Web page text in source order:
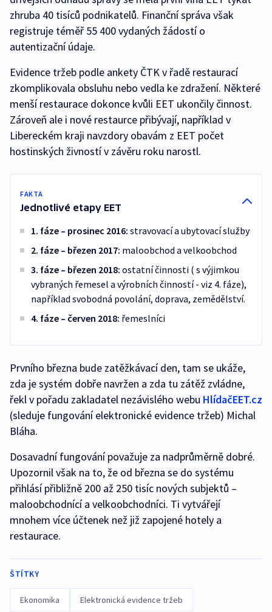
zhruba 40 tisíců podnikatelů. Finanční správa však
registruje téměř 55 400 vydaných žádostí o
autentizační údaje.
Evidence tržeb podle ankety ČTK v řadě restaurací
zkomplikovala obsluhu nebo vedla ke zdražení. Některé
menší restaurace dokonce kvůli EET ukončily činnost.
Zároveň ale i nové restaurce přibývají, například v
Libereckém kraji navzdory obavám z EET počet
hostinských živností v závěru roku narostl.
FAKTA
Jednotlivé etapy EET
1. fáze – prosinec 2016: stravovací a ubytovací služby
2. fáze – březen 2017: maloobchod a velkoobchod
3. fáze – březen 2018: ostatní činnosti ( s výjimkou
vybraných řemesel a výrobních činností - viz 4. fáze),
například svobodná povolání, doprava, zemědělství.
4. fáze – červen 2018: řemeslníci
Prvního března bude zatěžkávací den, tam se ukáže,
zda je systém dobře navržen a zda tu zátěž zvládne,
řekl v pořadu zakladatel nezávislého webu HlídačEET.cz
(sleduje fungování elektronické evidence tržeb) Michal
Bláha.
Dosavadní fungování považuje za nadprůměrně dobré.
Upozornil však na to, že od března se do systému
přihlásí přibližně 200 až 250 tisíc nových subjektů –
maloobchodnící a velkoobchodníci. Ti vytvářejí
mnohem více účtenek než již zapojené hotely a
restaurace.
ŠTÍTKY
Ekonomika Elektronická evidence tržeb